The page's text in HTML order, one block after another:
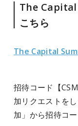
The
こちら
The Capital
招待コード【
加リクエストを
加」から招待コ